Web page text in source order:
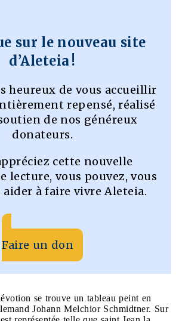
sur le nouveau site
d’Aleteia !
heureux de vous accueillir
repensé, réalisé
de nos généreux
donateurs.
cette nouvelle
lecture, vous pouvez, vous
aider à faire vivre Aleteia.
Faire un don
se trouve un tableau peint en
Johann Melchior Schmidtner. Sur